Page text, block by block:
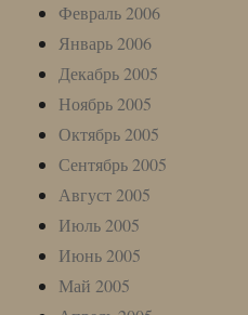
Февраль 2006
Январь 2006
Декабрь 2005
Ноябрь 2005
Октябрь 2005
Сентябрь 2005
Август 2005
Июль 2005
Июнь 2005
Май 2005